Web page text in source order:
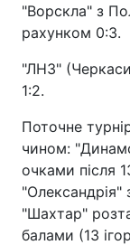
"Ворскла" з
рахунком 0:3.
"ЛНЗ"
1:2.
Поточне
чином:
очками після
"Олександрія"
"Шахтар"
балами (13